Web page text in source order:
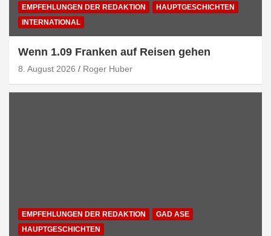
EMPFEHLUNGEN DER REDAKTION
HAUPTGESCHICHTEN
INTERNATIONAL
Wenn 1.09 Franken auf Reisen gehen
8. August 2026 Roger Huber
EMPFEHLUNGEN DER REDAKTION
GAD ASE
HAUPTGESCHICHTEN